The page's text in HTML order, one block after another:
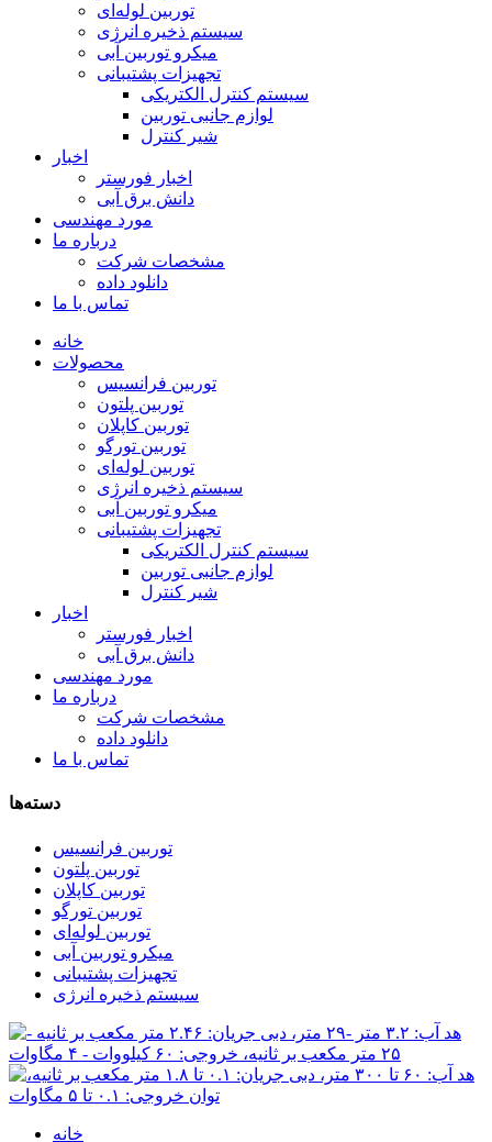
توربین لوله‌ای
سیستم ذخیره انرژی
میکرو توربین آبی
تجهیزات پشتیبانی
سیستم کنترل الکتریکی
لوازم جانبی توربین
شیر کنترل
اخبار
اخبار فورستر
دانش برق آبی
مورد مهندسی
درباره ما
مشخصات شرکت
دانلود داده
تماس با ما
خانه
محصولات
توربین فرانسیس
توربین پلتون
توربین کاپلان
توربین تورگو
توربین لوله‌ای
سیستم ذخیره انرژی
میکرو توربین آبی
تجهیزات پشتیبانی
سیستم کنترل الکتریکی
لوازم جانبی توربین
شیر کنترل
اخبار
اخبار فورستر
دانش برق آبی
مورد مهندسی
درباره ما
مشخصات شرکت
دانلود داده
تماس با ما
دسته‌ها
توربین فرانسیس
توربین پلتون
توربین کاپلان
توربین تورگو
توربین لوله‌ای
میکرو توربین آبی
تجهیزات پشتیبانی
سیستم ذخیره انرژی
خانه